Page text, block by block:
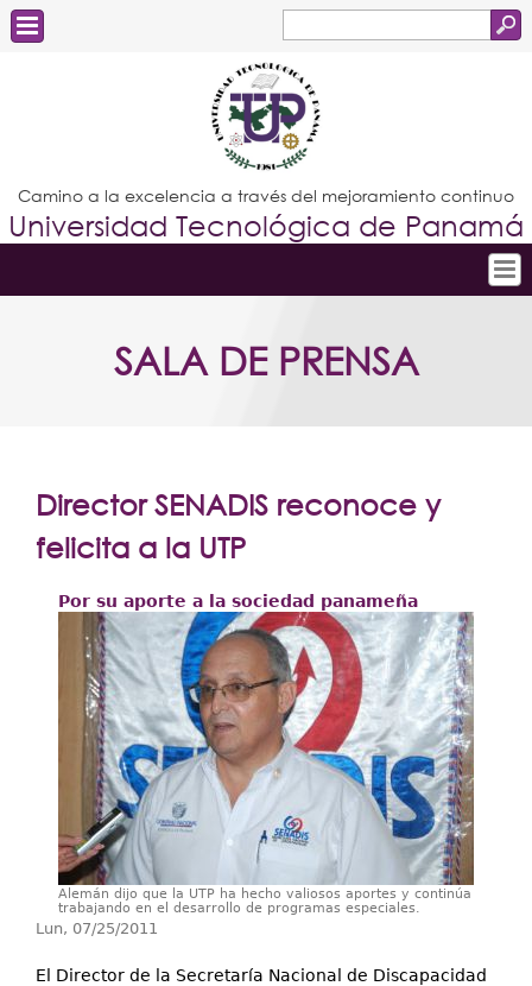
de
búsqueda
Estudiantes
Docentes
Administrativos
Graduados
Camino a la excelencia a través del mejoramiento continuo
Universidad Tecnológica de Panamá
Conoce la UTP
Postgrados
Extensión
Centros Regionales
Servicios
Internacional
Transparencia
SALA DE PRENSA
Director SENADIS reconoce y
felicita a la UTP
Por su aporte a la sociedad panameña
Alemán dijo que la UTP ha hecho valiosos aportes y continúa
trabajando en el desarrollo de programas especiales.
Lun, 07/25/2011
El Director de la Secretaría Nacional de Discapacidad